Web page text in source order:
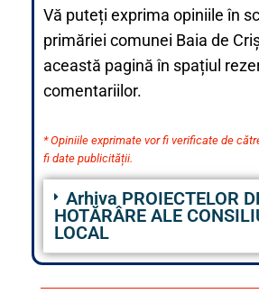
Vă puteți exprima opiniile în
primăriei comunei Baia de
această pagină în spațiul
comentariilor.
* Opiniile exprimate vor fi verificate de
fi date publicității.
Arhiva PROIECTELOR
HOTĂRÂRE ALE
LOCAL